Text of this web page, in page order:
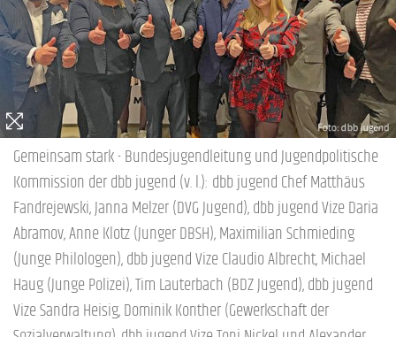
Gemeinsam stark - Bundesjugendleitung und Jugendpolitische
Kommission der dbb jugend (v. l.): dbb jugend Chef Matthäus
Fandrejewski, Janna Melzer (DVG Jugend), dbb jugend Vize Daria
Abramov, Anne Klotz (Junger DBSH), Maximilian Schmieding
(Junge Philologen), dbb jugend Vize Claudio Albrecht, Michael
Haug (Junge Polizei), Tim Lauterbach (BDZ Jugend), dbb jugend
Vize Sandra Heisig, Dominik Konther (Gewerkschaft der